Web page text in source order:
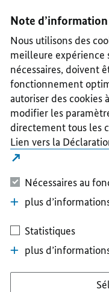
II
III
IV
V
Note
Nous utilisons des
meilleure expérience
nécessaires, doivent
fonctionnement
autoriser des cookies
modifier les
directement tous les
Lien vers la
Nécessaires au
plus
Statistiques
plus